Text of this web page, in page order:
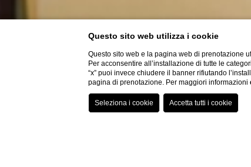
Questo sito web utilizza i cookie
Questo sito web e la pagina web di prenotazione
Per acconsentire all’installazione di tutte le
“x” puoi invece chiudere il banner rifiutando
pagina di prenotazione. Per maggiori informazioni